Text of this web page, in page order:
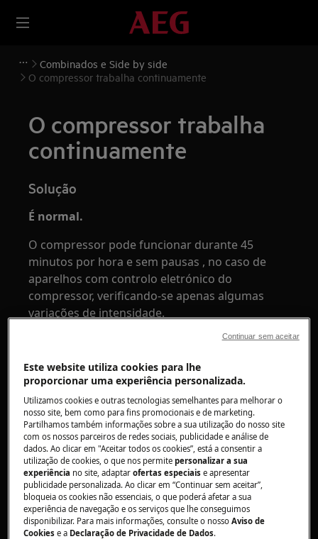
Combinados e Side by side
O compressor trabalha continuamente
O compressor trabalha
continuamente
Solução
É normal.
O compressor pode funcionar durante 45
minutos por hora e sem pausas , no caso de
aparelhos com controlo eletrónico do
compressor, verificando-se apenas algumas
variações de intensidade.
Se a temperatura do frigorífico ou do
para preocupação.
Porque
1- Podem existir outras razões para o
compressor funcionar durante períodos
prolongados.
A temperatura selecionada não é
adequada
Este website utiliza cookies para lhe
proporcionar uma experiência personalizada.
Utilizamos cookies e outras tecnologias semelhantes para melhorar o
nosso site, bem como para fins promocionais e de marketing.
Partilhamos também informações sobre a sua utilização do nosso site
com os nossos parceiros de redes sociais, publicidade e análise de
dados. Ao clicar em "Aceitar todos os cookies”, está a consentir a
utilização de cookies, o que nos permitepersonalizar a sua
experiência no site, adaptarofertas especiaise apresentar
publicidade personalizada. Ao clicar em “Continuar sem aceitar”,
bloqueia os cookies não essenciais, o que poderá afetar a sua
experiência de navegação e os serviços que lhe conseguimos
disponibilizar. Para mais informações, consulte o nossoAviso de
Cookies e a Declaração de Privacidade de Dados.
Continuar sem aceitar